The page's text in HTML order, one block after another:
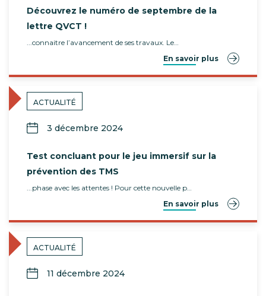
Découvrez le numéro de septembre de la
lettre QVCT !
...connaitre l’avancement de ses travaux. Le…
En savoir plus
ACTUALITÉ
3 décembre 2024
Test concluant pour le jeu immersif sur la
prévention des TMS
...phase avec les attentes ! Pour cette nouvelle p…
En savoir plus
ACTUALITÉ
11 décembre 2024